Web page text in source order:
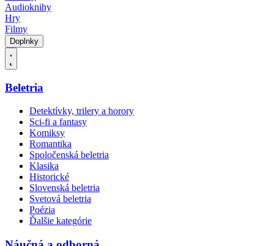
Audioknihy
Hry
Filmy
Doplnky
Beletria
Detektívky, trilery a horory
Sci-fi a fantasy
Komiksy
Romantika
Spoločenská beletria
Klasika
Historické
Slovenská beletria
Svetová beletria
Poézia
Ďalšie kategórie